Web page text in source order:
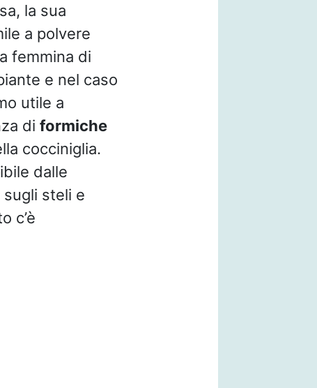
la sua
a polvere
femmina di
e nel caso
utile a
di formiche
cocciniglia.
dalle
steli e
c’è